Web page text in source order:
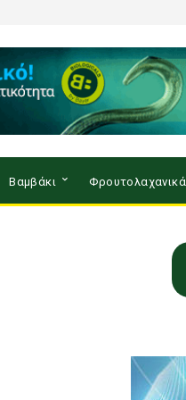
Βαμβάκι Φρουτολαχανικά